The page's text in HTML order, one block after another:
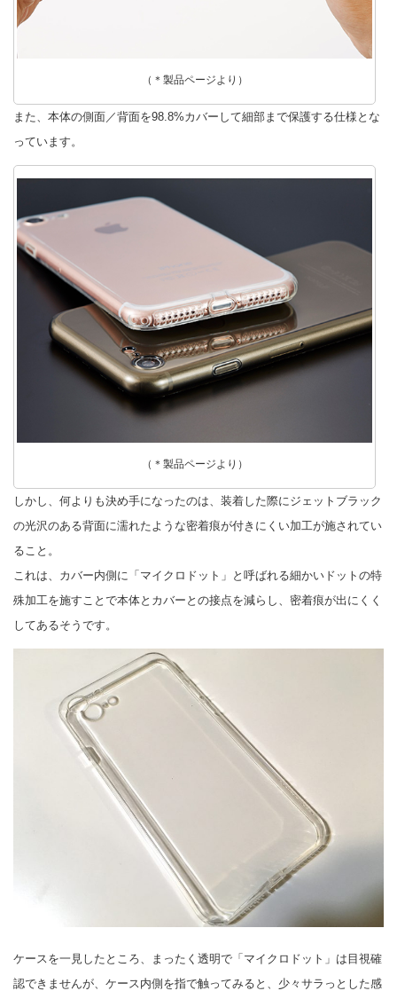
（＊製品ページより）
また、本体の側面／背面を98.8%カバーして細部まで保護する仕様とな
っています。
（＊製品ページより）
しかし、何よりも決め手になったのは、装着した際にジェットブラック
の光沢のある背面に濡れたような密着痕が付きにくい加工が施されてい
ること。
これは、カバー内側に「マイクロドット」と呼ばれる細かいドットの特
殊加工を施すことで本体とカバーとの接点を減らし、密着痕が出にくく
してあるそうです。
ケースを一見したところ、まったく透明で「マイクロドット」は目視確
認できませんが、ケース内側を指で触ってみると、少々サラっとした感